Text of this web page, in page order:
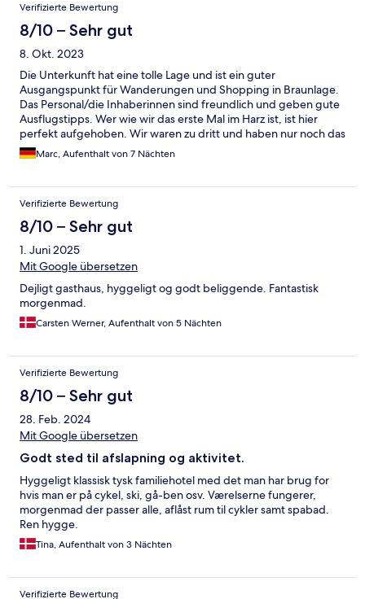
Verifizierte Bewertung
8/10 – Sehr gut
8. Okt. 2023
Die Unterkunft hat eine tolle Lage und ist ein guter
Ausgangspunkt für Wanderungen und Shopping in Braunlage.
Das Personal/die Inhaberinnen sind freundlich und geben gute
Ausflugstipps. Wer wie wir das erste Mal im Harz ist, ist hier
perfekt aufgehoben. Wir waren zu dritt und haben nur noch das
Appartement im Keller des Nebenhauses abbekommen. Die
Terrasse war toll. Es war ruhig und wir waren ungestört. Nur das
die Türen haben geklemmt. Wenn das behoben wird, kann ich
die Unterkunft guten Gewissens weiterempfehlen.
Marc, Aufenthalt von 7 Nächten
Verifizierte Bewertung
8/10 – Sehr gut
1. Juni 2025
Mit Google übersetzen
Dejligt gasthaus, hyggeligt og godt beliggende. Fantastisk
morgenmad.
Carsten Werner, Aufenthalt von 5 Nächten
Verifizierte Bewertung
8/10 – Sehr gut
28. Feb. 2024
Mit Google übersetzen
Godt sted til afslapning og aktivitet.
Hyggeligt klassisk tysk familiehotel med det man har brug for
hvis man er på cykel, ski, gå-ben osv. Værelserne fungerer,
morgenmad der passer alle, aflåst rum til cykler samt spabad.
Ren hygge.
Tina, Aufenthalt von 3 Nächten
Verifizierte Bewertung